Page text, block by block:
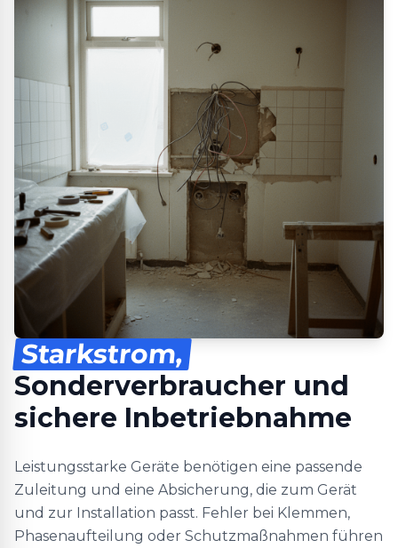
Starkstrom,
Sonderverbraucher und
sichere Inbetriebnahme
Leistungsstarke Geräte benötigen eine passende
Zuleitung und eine Absicherung, die zum Gerät
und zur Installation passt. Fehler bei Klemmen,
Phasenaufteilung oder Schutzmaßnahmen führen